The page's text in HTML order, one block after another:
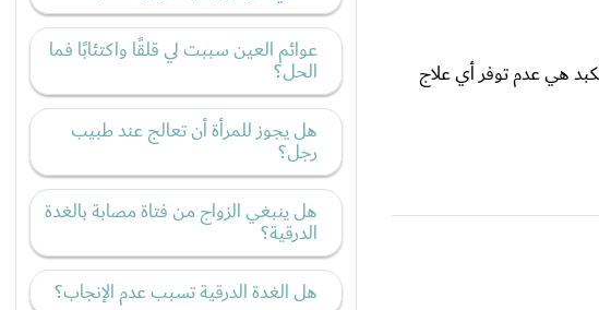
هي عدم توفر أي علاج
عوائم العين سببت لي قلقًا واكتئابًا فما
الحل؟
هل يجوز للمرأة أن تعالج عند طبيب
رجل؟
هل ينبغي الزواج من فتاة مصابة بالغدة
الدرقية؟
هل الغدة الدرقية تسبب عدم الإنجاب؟